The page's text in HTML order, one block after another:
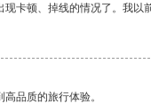
卡顿、掉线的情况了。我以
品质的旅行体验。